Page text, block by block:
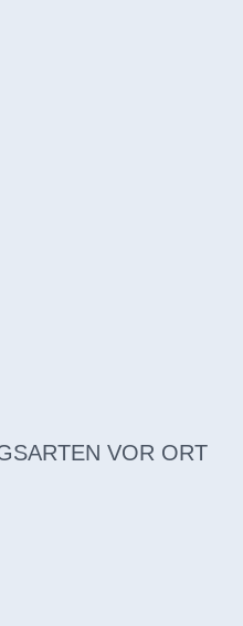
VOR ORT